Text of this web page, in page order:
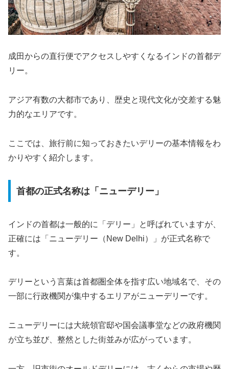
成田からの直行便でアクセスしやすくなるインドの首都デ
リー。
アジア有数の大都市であり、歴史と現代文化が交差する魅
力的なエリアです。
ここでは、旅行前に知っておきたいデリーの基本情報をわ
かりやすく紹介します。
首都の正式名称は「ニューデリー」
インドの首都は一般的に「デリー」と呼ばれていますが、
正確には「ニューデリー（New Delhi）」が正式名称で
す。
デリーという言葉は首都圏全体を指す広い地域名で、その
一部に行政機関が集中するエリアがニューデリーです。
ニューデリーには大統領官邸や国会議事堂などの政府機関
が立ち並び、整然とした街並みが広がっています。